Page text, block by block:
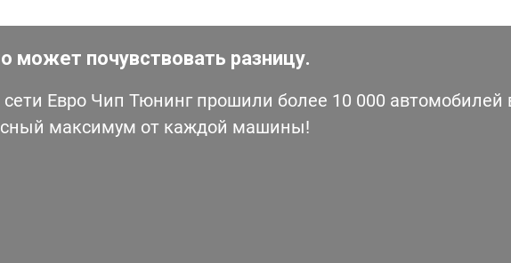
может почувствовать разницу.
Евро Чип Тюнинг прошили более 10 000 автомобилей
максимум от каждой машины!